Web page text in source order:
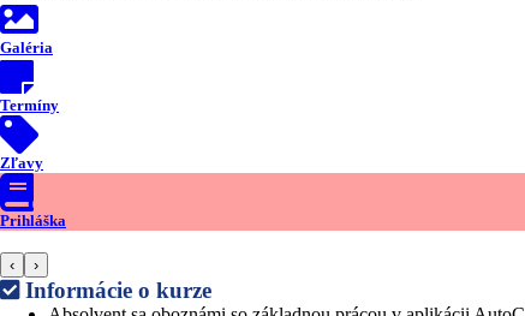
Galéria
Termíny
Zľavy
Prihláška
‹ ›
Informácie o kurze